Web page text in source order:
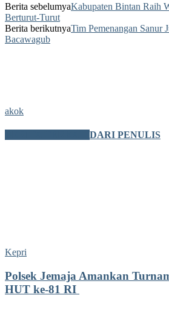
Berita sebelumyaKabupaten Bintan Raih
Berturut-Turut
Berita berikutnyaTim Pemenangan Sanur
Bacawagub
akok
DARI PENULIS
Kepri
Polsek Jemaja Amankan
HUT ke-81 RI ‎